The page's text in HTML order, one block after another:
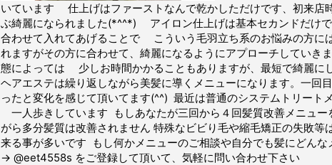
いています 仕上げはファーストなんで乾かしただけです、初来店
ぶ綺麗になられました(*^^*) アイロン仕上げは基本セカンドだ
合わせて入れてあげることで こういう毛羽立ち系のお悩みの方
れますがその方に合わせて、綺麗になるようにアプローチしてい
態によっては 少しお時間かかることもありますが、最短で綺
ヘアエステは繰り返しながら美髪に導くメニューになります。一
ったと変化を感じて頂いてます(^^) 最近は普通のシステムトリー
一人歩きしています もしあなたが三回から４回髪質改善メニュ
がら多分髪質は改善されません 特殊なビビり毛や縮毛矯正の失敗
来る事が多いです もし何かメニューのご相談や自分でも髪にどん
→ @eet4558s をご登録して頂いて、気軽に問い合わせ下さい